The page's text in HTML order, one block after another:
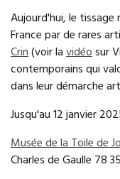
Aujourd'hui, le tissage
France par de rares
Crin(voir lavidéosur
contemporains qui
dans leur démarche
Jusqu'au 12 janvier
Musée de la Toile de
Charles de Gaulle 78